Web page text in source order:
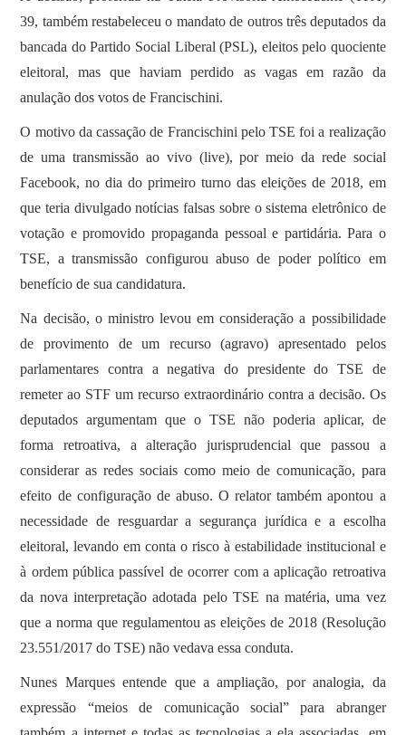
39, também restabeleceu o mandato de outros três deputados da
bancada do Partido Social Liberal (PSL), eleitos pelo quociente
eleitoral, mas que haviam perdido as vagas em razão da
anulação dos votos de Francischini.
O motivo da cassação de Francischini pelo TSE foi a realização
de uma transmissão ao vivo (live), por meio da rede social
Facebook, no dia do primeiro turno das eleições de 2018, em
que teria divulgado notícias falsas sobre o sistema eletrônico de
votação e promovido propaganda pessoal e partidária. Para o
TSE, a transmissão configurou abuso de poder político em
benefício de sua candidatura.
Na decisão, o ministro levou em consideração a possibilidade
de provimento de um recurso (agravo) apresentado pelos
parlamentares contra a negativa do presidente do TSE de
remeter ao STF um recurso extraordinário contra a decisão. Os
deputados argumentam que o TSE não poderia aplicar, de
forma retroativa, a alteração jurisprudencial que passou a
considerar as redes sociais como meio de comunicação, para
efeito de configuração de abuso. O relator também apontou a
necessidade de resguardar a segurança jurídica e a escolha
eleitoral, levando em conta o risco à estabilidade institucional e
à ordem pública passível de ocorrer com a aplicação retroativa
da nova interpretação adotada pelo TSE na matéria, uma vez
que a norma que regulamentou as eleições de 2018 (Resolução
23.551/2017 do TSE) não vedava essa conduta.
Nunes Marques entende que a ampliação, por analogia, da
expressão “meios de comunicação social” para abranger